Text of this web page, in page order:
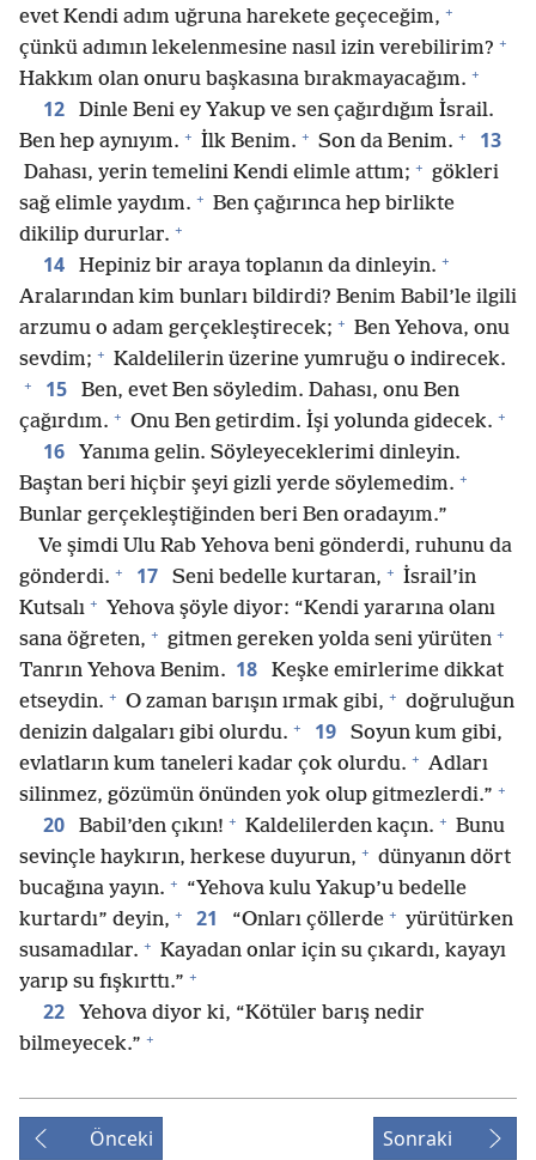
evet Kendi adım uğruna harekete geçeceğim, +
çünkü adımın lekelenmesine nasıl izin verebilirim? +
Hakkım olan onuru başkasına bırakmayacağım. +
12
Dinle Beni ey Yakup ve sen çağırdığım İsrail.
Ben hep aynıyım. + İlk Benim. + Son da Benim. + 13
Dahası, yerin temelini Kendi elimle attım; + gökleri
sağ elimle yaydım. + Ben çağırınca hep birlikte
dikilip dururlar. +
14 Hepiniz bir araya toplanın da dinleyin. +
Aralarından kim bunları bildirdi? Benim Babil’le ilgili
arzumu o adam gerçekleştirecek; + Ben Yehova, onu
sevdim; + Kaldelilerin üzerine yumruğu o indirecek.
+ 15
Ben, evet Ben söyledim. Dahası, onu Ben
çağırdım. + Onu Ben getirdim. İşi yolunda gidecek. +
16
Yanıma gelin. Söyleyeceklerimi dinleyin.
Baştan beri hiçbir şeyi gizli yerde söylemedim. +
Bunlar gerçekleştiğinden beri Ben oradayım.”
Ve şimdi Ulu Rab Yehova beni gönderdi, ruhunu da
gönderdi. + 17 Seni bedelle kurtaran, + İsrail’in
Kutsalı + Yehova şöyle diyor: “Kendi yararına olanı
sana öğreten, + gitmen gereken yolda seni yürüten +
Tanrın Yehova Benim. 18
Keşke emirlerime dikkat
etseydin. + O zaman barışın ırmak gibi, + doğruluğun
denizin dalgaları gibi olurdu. + 19
Soyun kum gibi,
evlatların kum taneleri kadar çok olurdu. + Adları
silinmez, gözümün önünden yok olup gitmezlerdi.” +
20 Babil’den çıkın! + Kaldelilerden kaçın. + Bunu
sevinçle haykırın, herkese duyurun, + dünyanın dört
bucağına yayın. + “Yehova kulu Yakup’u bedelle
kurtardı” deyin, + 21 “Onları çöllerde + yürütürken
susamadılar. + Kayadan onlar için su çıkardı, kayayı
yarıp su fışkırttı.” +
22
Yehova diyor ki, “Kötüler barış nedir
bilmeyecek.” +
Önceki Sonraki